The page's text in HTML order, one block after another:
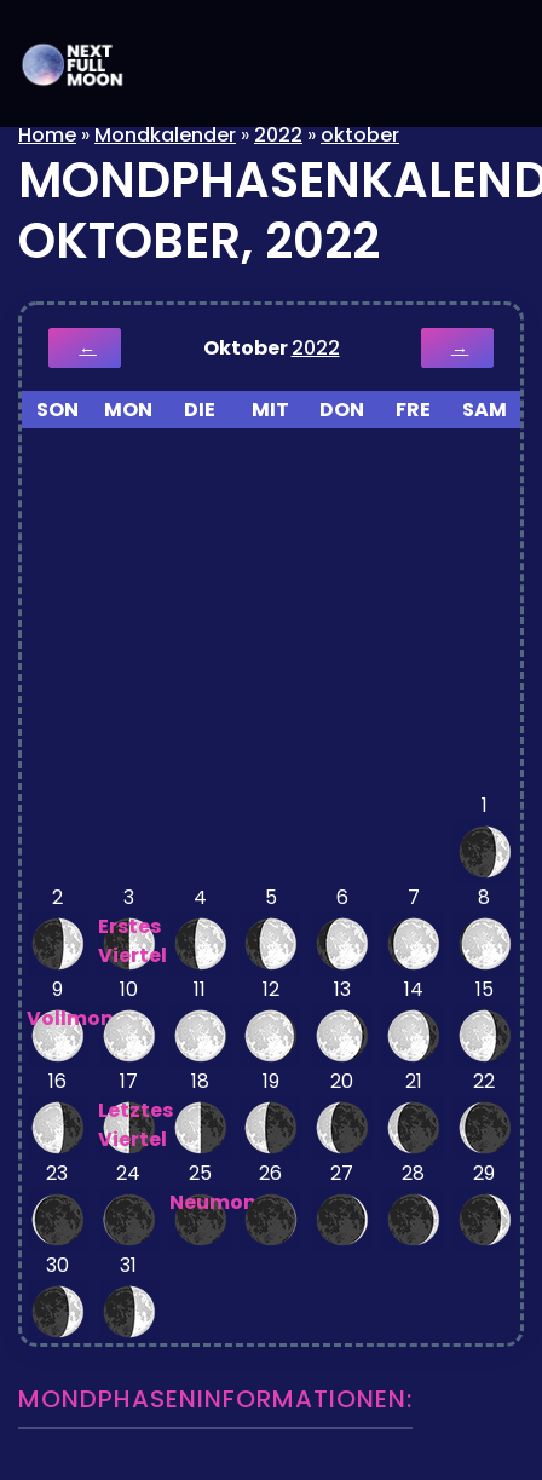
Home»Mondkalender»2022»oktober
OKTOBER, 2022
← Oktober2022 →
SON MON DIE MIT DON FRE SAM
1
2
3
Erstes
Viertel
4 5 6 7 8
9
Vollmond
10 11 12 13 14 15
16
17
Letztes
Viertel
18 19 20 21 22
23 24
25
Neumond
26 27 28 29
30 31
MONDPHASENINFORMATIONEN: